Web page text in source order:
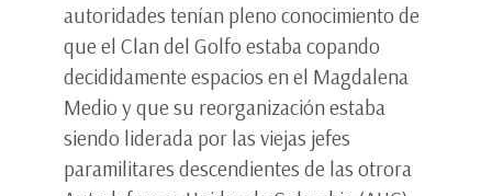
autoridades tenían pleno conocimiento de
que el Clan del Golfo estaba copando
decididamente espacios en el Magdalena
Medio y que su reorganización estaba
siendo liderada por las viejas jefes
paramilitares descendientes de las otrora